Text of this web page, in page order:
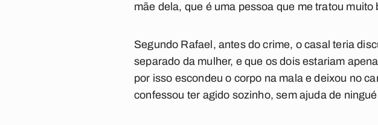
mãe dela, que é uma pessoa que me tratou muito
Segundo Rafael, antes do crime, o casal teria
separado da mulher, e que os dois estariam
por isso escondeu o corpo na mala e deixou no
confessou ter agido sozinho, sem ajuda de